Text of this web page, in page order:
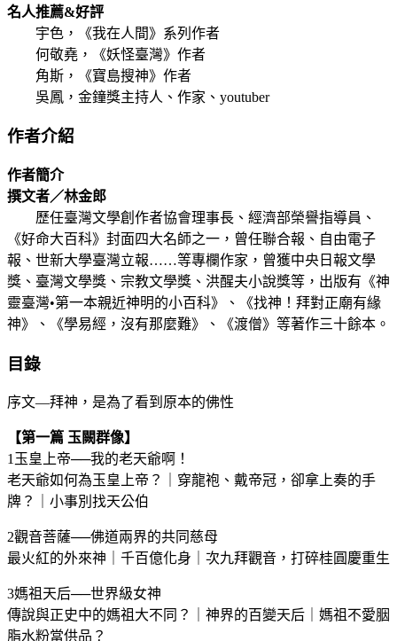
名人推薦&好評
宇色，《我在人間》系列作者
何敬堯，《妖怪臺灣》作者
角斯，《寶島搜神》作者
吳鳳，金鐘獎主持人、作家、youtuber
作者介紹
作者簡介
撰文者／林金郎
歷任臺灣文學創作者協會理事長、經濟部榮譽指導員、
《好命大百科》封面四大名師之一，曾任聯合報、自由電子
報、世新大學臺灣立報……等專欄作家，曾獲中央日報文學
獎、臺灣文學獎、宗教文學獎、洪醒夫小說獎等，出版有《神
靈臺灣•第一本親近神明的小百科》、《找神！拜對正廟有緣
神》、《學易經，沒有那麼難》、《渡僧》等著作三十餘本。
目錄
序文—拜神，是為了看到原本的佛性
【第一篇 玉闕群像】
1玉皇上帝──我的老天爺啊！
老天爺如何為玉皇上帝？｜穿龍袍、戴帝冠，卻拿上奏的手
牌？｜小事別找天公伯
2觀音菩薩──佛道兩界的共同慈母
最火紅的外來神｜千百億化身｜次九拜觀音，打碎桂圓慶重生
3媽祖天后──世界級女神
傳說與正史中的媽祖大不同？｜神界的百變天后｜媽祖不愛胭
脂水粉當供品？